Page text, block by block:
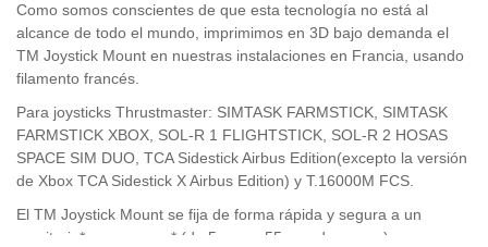
Como somos conscientes de que esta tecnología no está al
alcance de todo el mundo, imprimimos en 3D bajo demanda el
TM Joystick Mount en nuestras instalaciones en Francia, usando
filamento francés.
Para joysticks Thrustmaster: SIMTASK FARMSTICK, SIMTASK
FARMSTICK XBOX, SOL-R 1 FLIGHTSTICK, SOL-R 2 HOSAS
SPACE SIM DUO, TCA Sidestick Airbus Edition(excepto la versión
de Xbox TCA Sidestick X Airbus Edition) y T.16000M FCS.
El TM Joystick Mount se fija de forma rápida y segura a un
escritorio* o una mesa* (de 5 mm a 55 mm de grosor).